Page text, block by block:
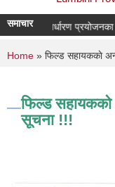
समाचार
दर रेट निर्धारण प्रयोजनका
You are
Home » फिल्ड सहायककाे
फिल्ड सहायककाे
सूचना !!!